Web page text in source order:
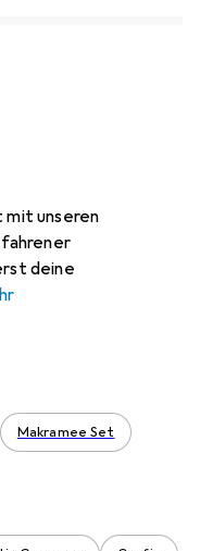
unseren
deine
Makramee Set